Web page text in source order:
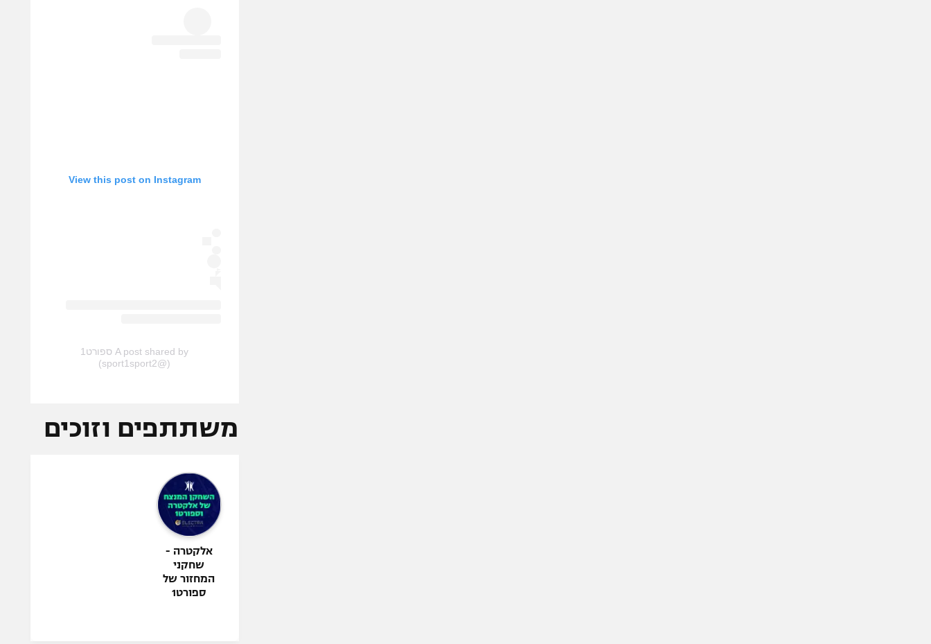
View this post on Instagram
A post shared by ספורט1
(@sport1sport2)
משתתפים וזוכים
אלקטרה -
שחקני
המחזור של
ספורט1